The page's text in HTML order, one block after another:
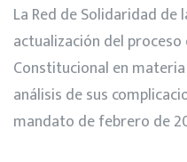
La Red de Solidaridad de
actualización del
Constitucional en
análisis de sus
mandato de febrero de